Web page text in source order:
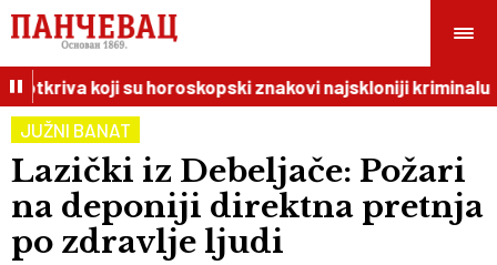
otkriva koji su horoskopski znakovi najskloniji kriminalu
JUŽNI BANAT
Lazički iz Debeljače: Požari
na deponiji direktna pretnja
po zdravlje ljudi